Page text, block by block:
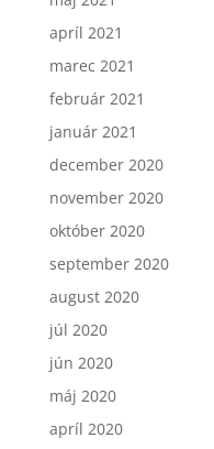
apríl 2021
marec 2021
február 2021
január 2021
december 2020
november 2020
október 2020
september 2020
august 2020
júl 2020
jún 2020
máj 2020
apríl 2020